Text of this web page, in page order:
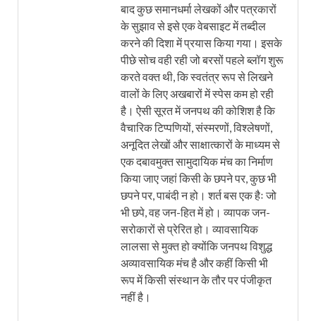
बाद कुछ समानधर्मा लेखकों और पत्रकारों
के सुझाव से इसे एक वेबसाइट में तब्दील
करने की दिशा में प्रयास किया गया। इसके
पीछे सोच वही रही जो बरसों पहले ब्लॉग शुरू
करते वक्त थी, कि स्वतंत्र रूप से लिखने
वालों के लिए अखबारों में स्पेस कम हो रही
है। ऐसी सूरत में जनपथ की कोशिश है कि
वैचारिक टिप्पणियों, संस्मरणों, विश्लेषणों,
अनूदित लेखों और साक्षात्कारों के माध्यम से
एक दबावमुक्त सामुदायिक मंच का निर्माण
किया जाए जहां किसी के छपने पर, कुछ भी
छपने पर, पाबंदी न हो। शर्त बस एक हैः जो
भी छपे, वह जन-हित में हो। व्यापक जन-
सरोकारों से प्रेरित हो। व्यावसायिक
लालसा से मुक्त हो क्योंकि जनपथ विशुद्ध
अव्यावसायिक मंच है और कहीं किसी भी
रूप में किसी संस्थान के तौर पर पंजीकृत
नहीं है।